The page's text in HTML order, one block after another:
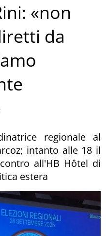
«non
da
regionale al
intanto alle 18 il
all'HB Hôtel di
estera